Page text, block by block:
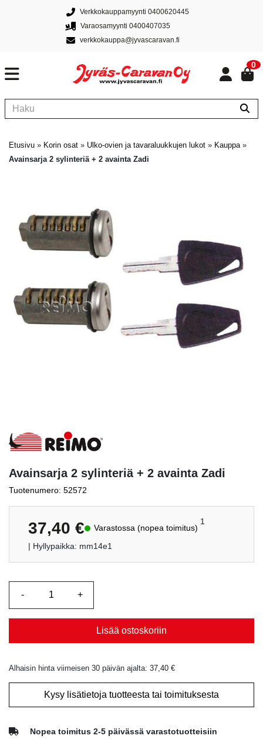
Verkkokauppamyynti 0400620445
Varaosamyynti 0400407035
verkkokauppa@jyvascaravan.fi
0
Etusivu » Korin osat » Ulko-ovien ja tavaraluukkujen lukot » Kauppa»
Avainsarja 2 sylinteriä + 2 avainta Zadi
Avainsarja 2 sylinteriä + 2 avainta Zadi
Tuotenumero: 52572
37,40 € Varastossa (nopea toimitus)
1
| Hyllypaikka: mm14e1
Lisää ostoskoriin
Alhaisin hinta viimeisen 30 päivän ajalta: 37,40 €
Kysy lisätietoja tuotteesta tai toimituksesta
Nopea toimitus 2-5 päivässä varastotuotteisiin